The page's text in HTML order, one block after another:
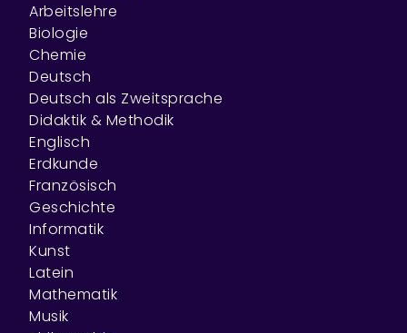
Arbeitslehre
Biologie
Chemie
Deutsch
Deutsch als Zweitsprache
Didaktik & Methodik
Englisch
Erdkunde
Französisch
Geschichte
Informatik
Kunst
Latein
Mathematik
Musik